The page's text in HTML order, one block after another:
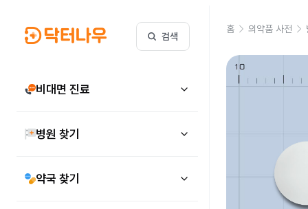
검색
비대면 진료
병원 찾기
약국 찾기
홈 의약품 사전